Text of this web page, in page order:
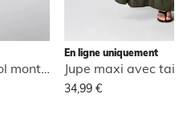
En ligne uniquement
Jupe maxi avec
34,99 €